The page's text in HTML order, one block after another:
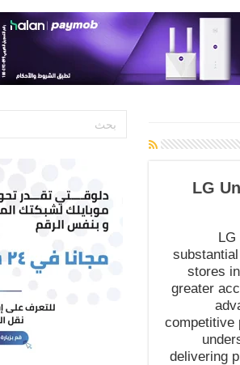
LG
LG
stores
greater
competitive
delivering